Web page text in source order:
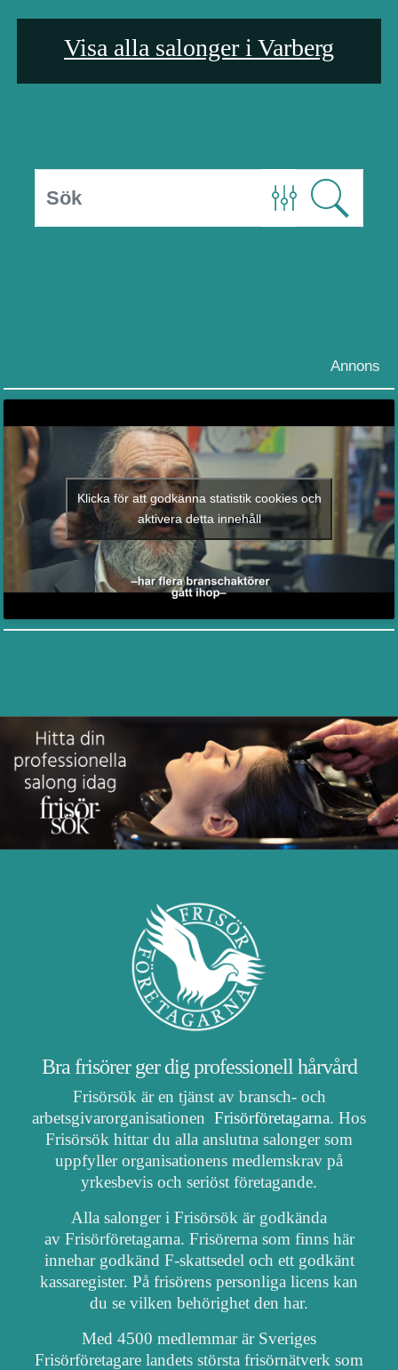
Visa alla salonger i Varberg
Annons
Klicka för att godkänna statistik cookies och
aktivera detta innehåll
Bra frisörer ger dig professionell hårvård
Frisörsök är en tjänst av bransch- och
arbetsgivarorganisationen Frisörföretagarna. Hos
Frisörsök hittar du alla anslutna salonger som
uppfyller organisationens medlemskrav på
yrkesbevis och seriöst företagande.
Alla salonger i Frisörsök är godkända
av Frisörföretagarna. Frisörerna som finns här
innehar godkänd F-skattsedel och ett godkänt
kassaregister. På frisörens personliga licens kan
du se vilken behörighet den har.
Med 4500 medlemmar är Sveriges
Frisörföretagare landets största frisörnätverk som